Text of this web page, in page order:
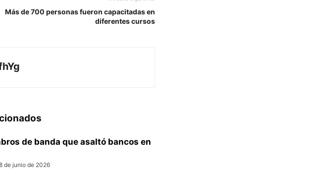
Más de 700 personas fueron capacitadas en
diferentes cursos
de banda que asaltó bancos en
de junio de 2026